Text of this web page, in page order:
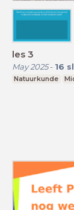
les 3
May 2025- 16
Natuurkunde